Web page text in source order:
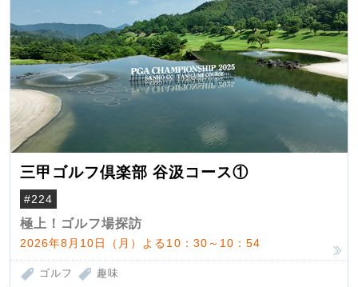
三甲ゴルフ倶楽部 谷汲コース①
#224
極上！ゴルフ場探訪
2026年8月10日（月）よる10：30～10：54
ゴルフ 趣味